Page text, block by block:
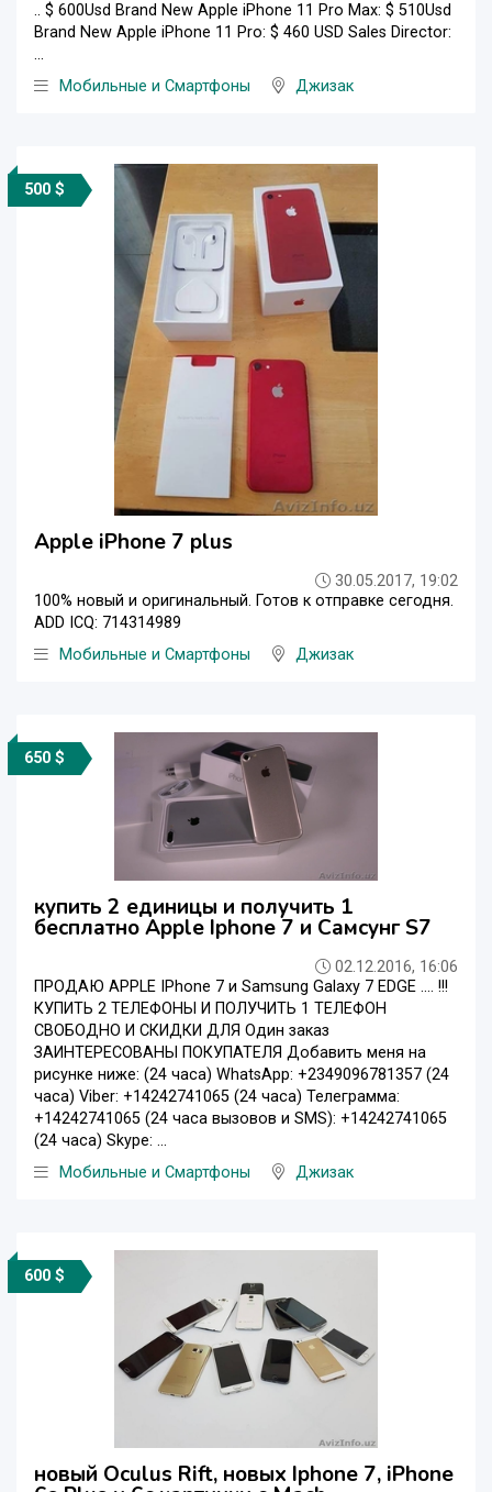
.. $ 600Usd Brand New Apple iPhone 11 Pro Max: $ 510Usd
Brand New Apple iPhone 11 Pro: $ 460 USD Sales Director:
...
Мобильные и Смартфоны
Джизак
500 $
Apple iPhone 7 plus
30.05.2017, 19:02
100% новый и оригинальный. Готов к отправке сегодня.
ADD ICQ: 714314989
Мобильные и Смартфоны
Джизак
650 $
купить 2 единицы и получить 1
бесплатно Apple Iphone 7 и Самсунг S7
02.12.2016, 16:06
ПРОДАЮ APPLE IPhone 7 и Samsung Galaxy 7 EDGE .... !!!
КУПИТЬ 2 ТЕЛЕФОНЫ И ПОЛУЧИТЬ 1 ТЕЛЕФОН
СВОБОДНО И СКИДКИ ДЛЯ Один заказ
ЗАИНТЕРЕСОВАНЫ ПОКУПАТЕЛЯ Добавить меня на
рисунке ниже: (24 часа) WhatsApp: +2349096781357 (24
часа) Viber: +14242741065 (24 часа) Телеграмма:
+14242741065 (24 часа вызовов и SMS): +14242741065
(24 часа) Skype: ...
Мобильные и Смартфоны
Джизак
600 $
новый Oculus Rift, новых Iphone 7, iPhone